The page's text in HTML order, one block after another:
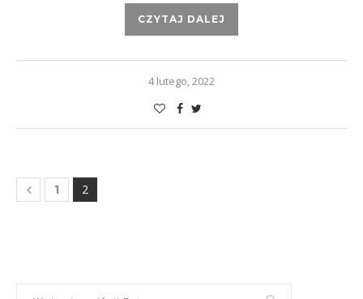
CZYTAJ DALEJ
4 lutego, 2022
1 2